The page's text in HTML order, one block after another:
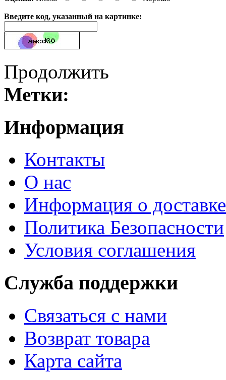
Введите код, указанный на картинке:
Продолжить
Метки:
Информация
Контакты
О нас
Информация о доставке
Политика Безопасности
Условия соглашения
Служба поддержки
Связаться с нами
Возврат товара
Карта сайта